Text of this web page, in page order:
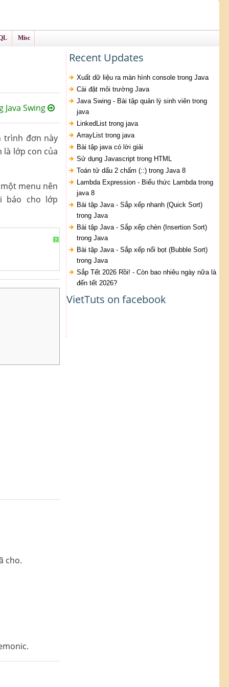
Misc
Java Swing
trình đơn này
là lớp con của
menu nên
báo cho lớp
?
cho.
Recent Updates
Xuất dữ liệu ra màn hình console trong Java
Cài đặt môi trường Java
Java Swing - Bài tập quản lý sinh viên trong
java
LinkedList trong java
ArrayList trong java
Bài tập java có lời giải
Sử dụng Javascript trong HTML
Toán tử dấu 2 chấm (::) trong Java 8
Lambda Expression - Biểu thức Lambda trong
java 8
Bài tập Java - Sắp xếp nhanh (Quick Sort)
trong Java
Bài tập Java - Sắp xếp chèn (Insertion Sort)
trong Java
Bài tập Java - Sắp xếp nổi bọt (Bubble Sort)
trong Java
Sắp Tết 2026 Rồi! - Còn bao nhiêu ngày nữa là
đến tết 2026?
VietTuts on facebook